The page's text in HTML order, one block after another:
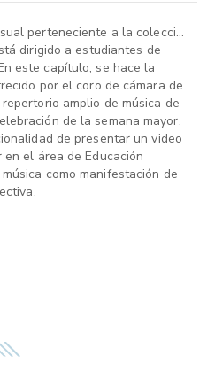
perteneciente a la colección
dirigido a estudiantes de
este capítulo, se hace la
por el coro de cámara de
amplio de música de
de la semana mayor.
de presentar un video
el área de Educación
como manifestación de